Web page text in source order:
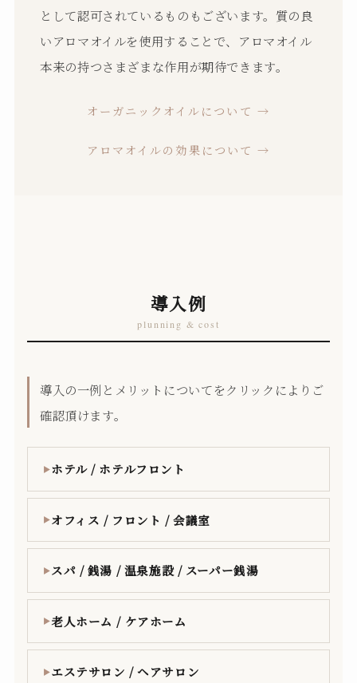
として認可されているものもございます。質の良
いアロマオイルを使用することで、アロマオイル
本来の持つさまざまな作用が期待できます。
オーガニックオイルについて →
アロマオイルの効果について →
導入例
plunning & cost
導入の一例とメリットについてをクリックによりご
確認頂けます。
▶ホテル / ホテルフロント
▶オフィス / フロント / 会議室
▶スパ / 銭湯 / 温泉施設 / スーパー銭湯
▶老人ホーム / ケアホーム
▶エステサロン / ヘアサロン